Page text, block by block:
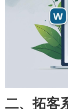
二、拓客